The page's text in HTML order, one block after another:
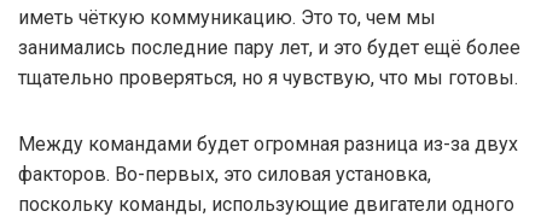
иметь чёткую коммуникацию. Это то, чем мы
занимались последние пару лет, и это будет ещё более
тщательно проверяться, но я чувствую, что мы готовы.
Между командами будет огромная разница из-за двух
факторов. Во-первых, это силовая установка,
поскольку команды, использующие двигатели одного